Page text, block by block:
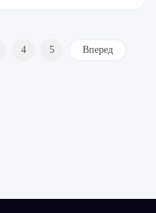
4 5 Вперед